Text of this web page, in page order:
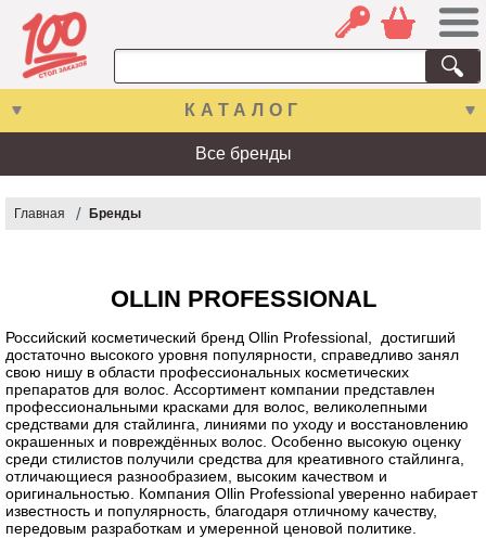
КАТАЛОГ
Все бренды
Главная Бренды
OLLIN PROFESSIONAL
Российский косметический бренд Ollin Professional, достигший
достаточно высокого уровня популярности, справедливо занял
свою нишу в области профессиональных косметических
препаратов для волос. Ассортимент компании представлен
профессиональными красками для волос, великолепными
средствами для стайлинга, линиями по уходу и восстановлению
окрашенных и повреждённых волос. Особенно высокую оценку
среди стилистов получили средства для креативного стайлинга,
отличающиеся разнообразием, высоким качеством и
оригинальностью. Компания Ollin Professional уверенно набирает
известность и популярность, благодаря отличному качеству,
передовым разработкам и умеренной ценовой политике.